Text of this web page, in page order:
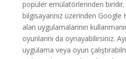
popüler emülatörlerinden
bilgisayarınız üzerinden Google
alan uygulamalarının
oyunlarını da oynayabilirsiniz.
uygulama veya oyun